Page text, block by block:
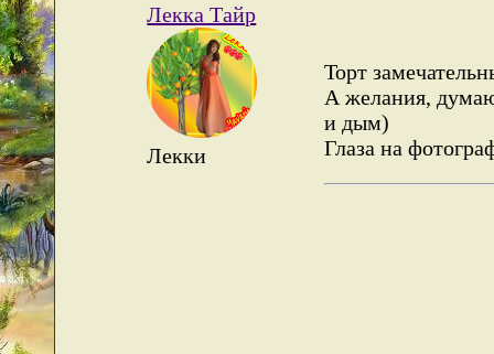
Лекка Тайр
Лекки
Торт
А желания,
и дым)
Глаза на